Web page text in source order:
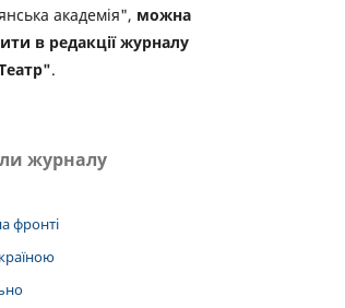
академія", можна
в редакції журналу
.
журналу
фронті